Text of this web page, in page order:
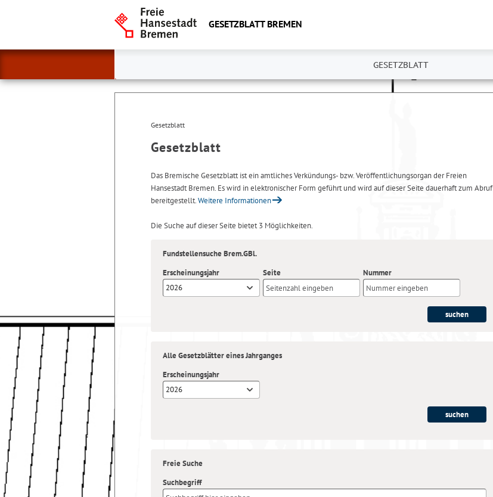
GESETZBLATT BREMEN
GESETZBLATT
Gesetzblatt
Gesetzblatt
Das Bremische Gesetzblatt ist ein amtliches Verkündungs- bzw. Veröffentlichungsorgan der Freien
Hansestadt Bremen. Es wird in elektronischer Form geführt und wird auf dieser Seite dauerhaft zum Abruf
bereitgestellt.Weitere Informationen
Die Suche auf dieser Seite bietet 3 Möglichkeiten.
Fundstellensuche Brem.GBl.
Erscheinungsjahr
2026
Seite Nummer
Alle Gesetzblätter eines Jahrganges
Erscheinungsjahr
2026
Freie Suche
Suchbegriff